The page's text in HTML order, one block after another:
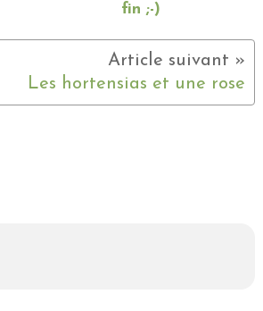
fin ;-)
Les hortensias et une rose